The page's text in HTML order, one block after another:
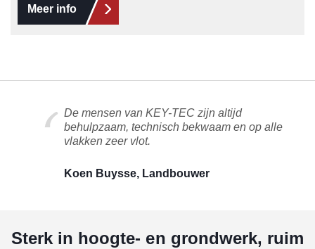
Meer info
De mensen van KEY-TEC zijn altijd
behulpzaam, technisch bekwaam en op alle
vlakken zeer vlot.
Koen Buysse, Landbouwer
Sterk in hoogte- en grondwerk, ruim